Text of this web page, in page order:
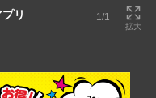
リ 1/1
拡大